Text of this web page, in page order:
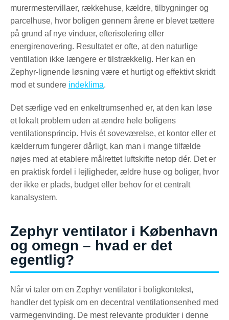
murermestervillaer, rækkehuse, kældre, tilbygninger og
parcelhuse, hvor boligen gennem årene er blevet tættere
på grund af nye vinduer, efterisolering eller
energirenovering. Resultatet er ofte, at den naturlige
ventilation ikke længere er tilstrækkelig. Her kan en
Zephyr-lignende løsning være et hurtigt og effektivt skridt
mod et sundere indeklima.
Det særlige ved en enkeltrumsenhed er, at den kan løse
et lokalt problem uden at ændre hele boligens
ventilationsprincip. Hvis ét soveværelse, et kontor eller et
kælderrum fungerer dårligt, kan man i mange tilfælde
nøjes med at etablere målrettet luftskifte netop dér. Det er
en praktisk fordel i lejligheder, ældre huse og boliger, hvor
der ikke er plads, budget eller behov for et centralt
kanalsystem.
Zephyr ventilator i København
og omegn – hvad er det
egentlig?
Når vi taler om en Zephyr ventilator i boligkontekst,
handler det typisk om en decentral ventilationsenhed med
varmegenvinding. De mest relevante produkter i denne